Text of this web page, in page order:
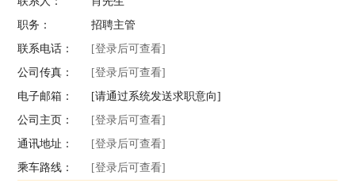
职务：
招聘主管
联系电话：
[登录后可查看]
公司传真：
[登录后可查看]
电子邮箱：
[请通过系统发送求职意向]
公司主页：
[登录后可查看]
通讯地址：
[登录后可查看]
乘车路线：
[登录后可查看]